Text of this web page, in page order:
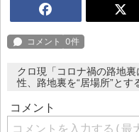
クロ現「コロナ禍の路地
性、路地裏を“居場所”とす